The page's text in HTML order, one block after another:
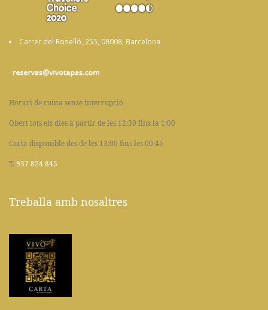
Carrer del Roselló, 255, 08008, Barcelona
Horari de cuina sense interrupció
Obert tots els dies a partir de les 12:30 fins la 1:00
Carta disponible des de les 13:00 fins les 00:45
T. 937 824 845
Treballa amb nosaltres